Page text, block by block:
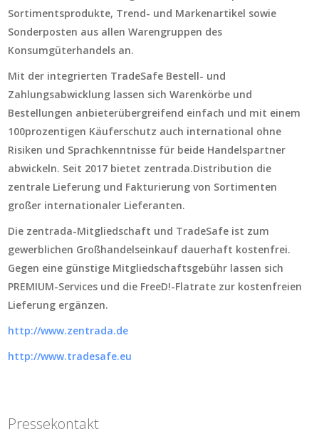
Sortimentsprodukte, Trend- und Markenartikel sowie
Sonderposten aus allen Warengruppen des
Konsumgüterhandels an.
Mit der integrierten TradeSafe Bestell- und
Zahlungsabwicklung lassen sich Warenkörbe und
Bestellungen anbieterübergreifend einfach und mit einem
100prozentigen Käuferschutz auch international ohne
Risiken und Sprachkenntnisse für beide Handelspartner
abwickeln. Seit 2017 bietet zentrada.Distribution die
zentrale Lieferung und Fakturierung von Sortimenten
großer internationaler Lieferanten.
Die zentrada-Mitgliedschaft und TradeSafe ist zum
gewerblichen Großhandelseinkauf dauerhaft kostenfrei.
Gegen eine günstige Mitgliedschaftsgebühr lassen sich
PREMIUM-Services und die FreeD!-Flatrate zur kostenfreien
Lieferung ergänzen.
http://www.zentrada.de
http://www.tradesafe.eu
Pressekontakt